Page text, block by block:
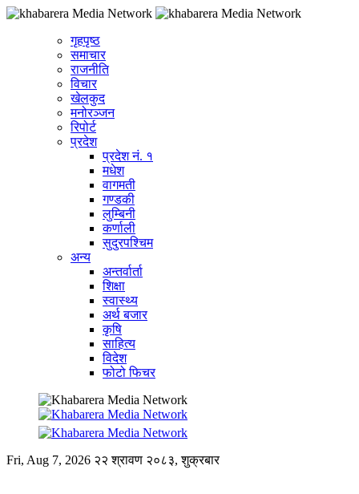
गृहपृष्ठ
समाचार
राजनीति
विचार
खेलकुद
मनोरञ्जन
रिपोर्ट
प्रदेश
प्रदेश नं. १
मधेश
वागमती
गण्डकी
लुम्बिनी
कर्णाली
सुदुरपश्चिम
अन्य
अन्तर्वार्ता
शिक्षा
स्वास्थ्य
अर्थ बजार
कृषि
साहित्य
विदेश
फोटो फिचर
Fri, Aug 7, 2026 २२ श्रावण २०८३, शुक्रबार